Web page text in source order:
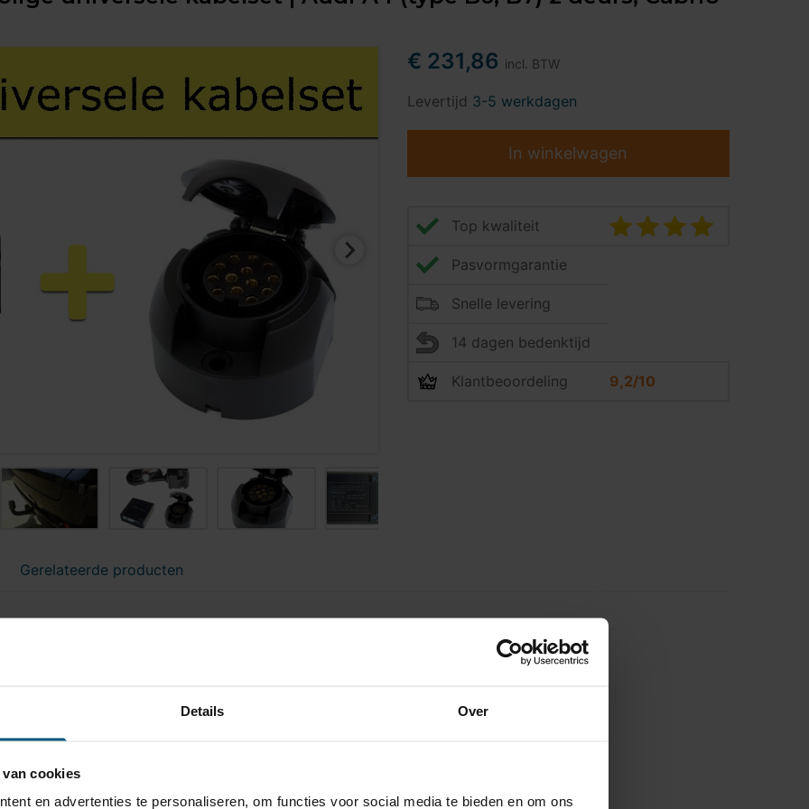
Details Over
cookies
en advertenties te personaliseren, om functies voor social media te bieden en om ons
€ 231,86 incl. BTW
Levertijd 3-5 werkdagen
In winkelwagen
Top kwaliteit
Pasvormgarantie
Snelle levering
14 dagen bedenktijd
Klantbeoordeling 9,2/10
Gerelateerde producten
is bevestigd met twee bouten.
kg
kg